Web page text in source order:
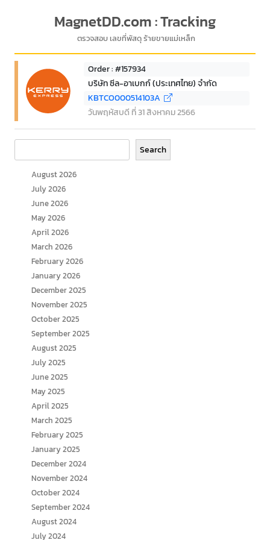
MagnetDD.com : Tracking
ตรวจสอบ เลขที่พัสดุ ร้ายขายแม่เหล็ก
Order : #157934
บริษัท ซีล-อาเบกก์ (ประเทศไทย) จำกัด
KBTCO000514103A
วันพฤหัสบดี ที่ 31 สิงหาคม 2566
Search
August 2026
July 2026
June 2026
May 2026
April 2026
March 2026
February 2026
January 2026
December 2025
November 2025
October 2025
September 2025
August 2025
July 2025
June 2025
May 2025
April 2025
March 2025
February 2025
January 2025
December 2024
November 2024
October 2024
September 2024
August 2024
July 2024